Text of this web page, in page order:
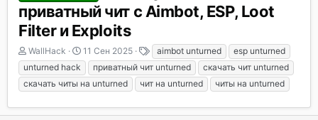
приватный чит с Aimbot, ESP, Loot
Filter и Exploits
А
в
т
о
т
WallHack
Д
а
т
а
а
11 Сен 2025
е
г
и
aimbot unturned
esp unturned
unturned hack
приватный чит unturned
скачать чит unturned
скачать читы на unturned
чит на unturned читы на unturned